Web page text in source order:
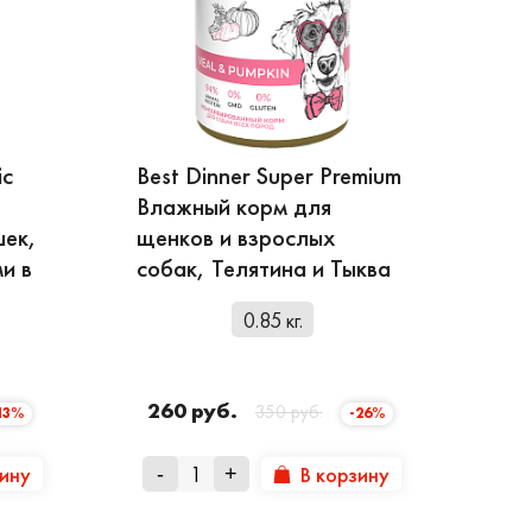
и проблемам с пищеварением;
Intestinal» предназначена для
реакций и «Mobility» для
ингредиентов. Они хорошо
мясо, для
в каталоге в большом вкусовом
корм сухой непременно понравится
в
Best Dinner Super Premium
Влажный корм для
щенков и взрослых
собак, Телятина и Тыква
0.85 кг.
260 руб. 350 руб. -26%
- + В корзину